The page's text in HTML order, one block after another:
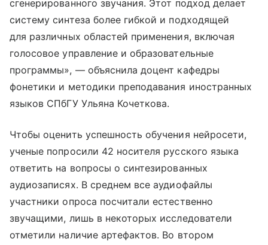
сгенерированного звучания. Этот подход делает
систему синтеза более гибкой и подходящей
для различных областей применения, включая
голосовое управление и образовательные
программы», — объяснила доцент кафедры
фонетики и методики преподавания иностранных
языков СПбГУ Ульяна Кочеткова.
Чтобы оценить успешность обучения нейросети,
ученые попросили 42 носителя русского языка
ответить на вопросы о синтезированных
аудиозаписях. В среднем все аудиофайлы
участники опроса посчитали естественно
звучащими, лишь в некоторых исследователи
отметили наличие артефактов. Во втором